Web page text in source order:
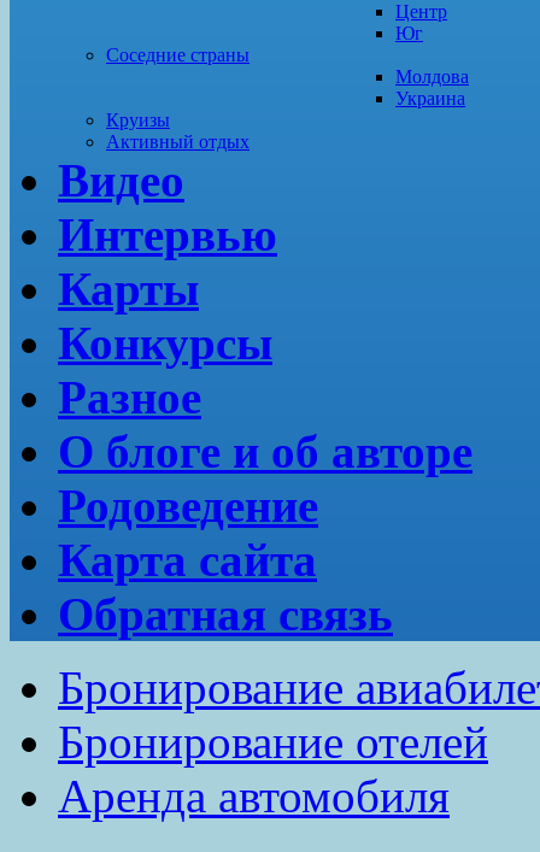
Центр
Юг
Соседние страны
Молдова
Украина
Круизы
Активный отдых
Видео
Интервью
Карты
Конкурсы
Разное
О блоге и об авторе
Родоведение
Карта сайта
Обратная связь
Бронирование
Бронирование отелей
Аренда автомобиля